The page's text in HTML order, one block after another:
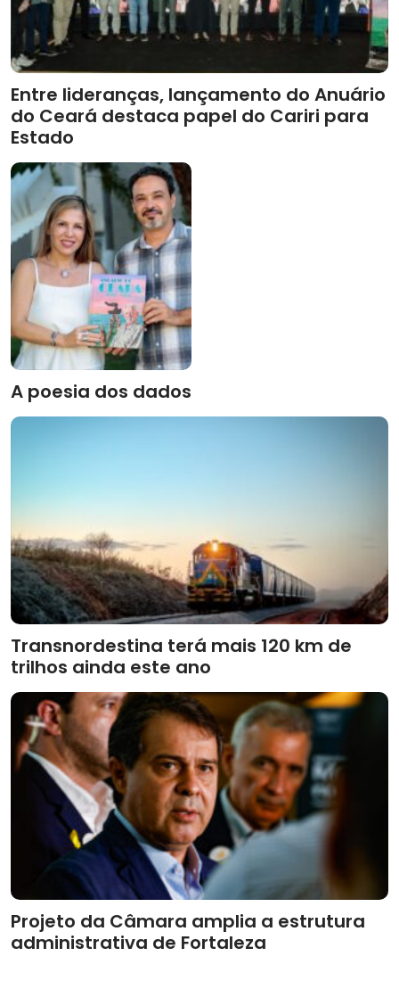
Entre lideranças, lançamento do Anuário
do Ceará destaca papel do Cariri para
Estado
A poesia dos dados
Transnordestina terá mais 120 km de
trilhos ainda este ano
Projeto da Câmara amplia a estrutura
administrativa de Fortaleza